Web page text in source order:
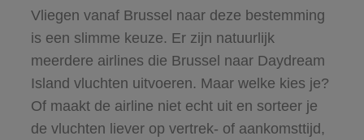
Vliegen vanaf Brussel naar deze bestemming
is een slimme keuze. Er zijn natuurlijk
meerdere airlines die Brussel naar Daydream
Island vluchten uitvoeren. Maar welke kies je?
Of maakt de airline niet echt uit en sorteer je
de vluchten liever op vertrek- of aankomsttijd,